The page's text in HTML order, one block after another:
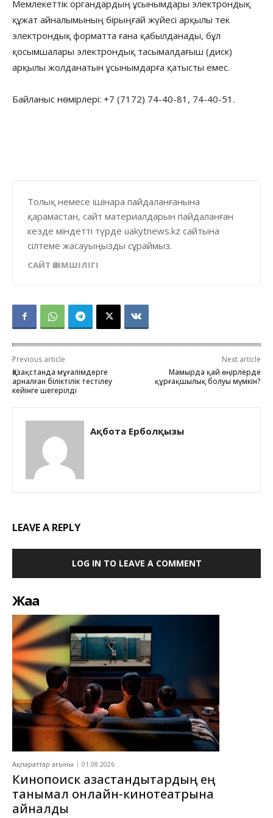
Мемлекеттік органдардың ұсынымдары электрондық
құжат айналымының бірыңғай жүйесі арқылы тек
электрондық форматта ғана қабылданады, бұл
қосымшалары электрондық тасымалдағыш (диск)
арқылы жолданатын ұсынымдарға қатысты емес.
Байланыс нөмірлері: +7 (7172) 74-40-81, 74-40-51.
Толық немесе ішінара пайдаланғанына
қарамастан, сайт материалдарын пайдаланған
кезде міндетті түрде uakytnews.kz сайтына
сілтеме жасауыңызды сұраймыз.
САЙТ ӘКІМШІЛІГІ
Previous article
Қазақстанда мұғалімдерге
арналған біліктілік тестілеу
кейінге шегерілді
Next article
Мамырда қай өңірлерде
құрғақшылық болуы мүмкін?
Ақбота Ерболқызы
LEAVE A REPLY
LOG IN TO LEAVE A COMMENT
Жаңа
Ақпараттар ағыны 01.08.2026
Кинопоиск қазақстандықтардың ең
танымал онлайн-кинотеатрына
айналды